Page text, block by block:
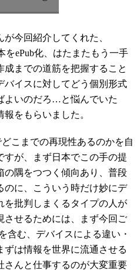
今回紹介してくれた、
をePub化、はたまたもう一手
成までの道筋を把握すること
バイスに対してどう個別形式
よいのだろ…と悩んでいた
をもらいました。
こまでの再現性あるのかを自
が、まず日本でこの手の提
の隅をつつく傾向あり、普段
に、こういう時だけ妙にデ
を批判しまくるタイプの人が
させるためには、まず今回ご
含む、デバイスによる違い・
は情報を世界に流通させる
さんと仕事するのが大変重要